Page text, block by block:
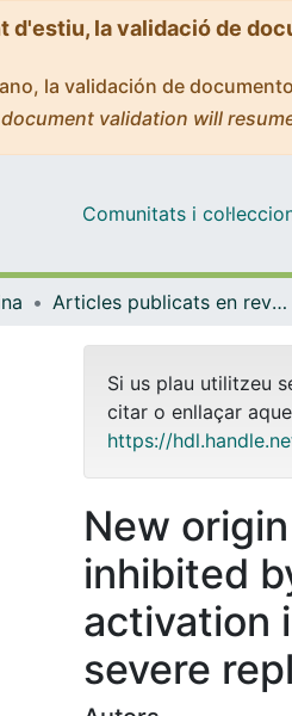
d'estiu, la validació de
la validación de
validation will
Comunitats i
Articles publicats en revistes (Biomedicina)
Si us plau utilitzeu
citar o enllaçar
https://
New
inhibited
activation
severe